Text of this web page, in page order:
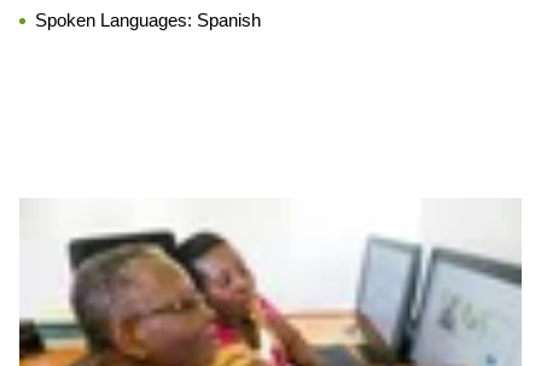
Spoken Languages: Spanish